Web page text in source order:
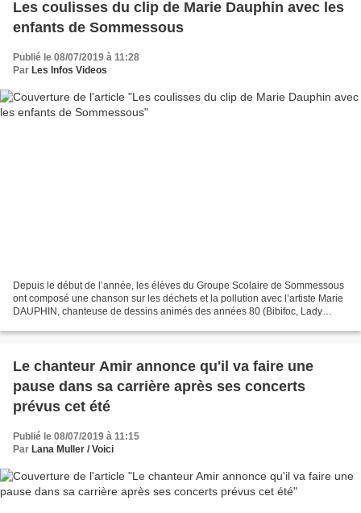
Les coulisses du clip de Marie Dauphin avec les
enfants de Sommessous
Publié le 08/07/2019 à 11:28
Par Les Infos Videos
Depuis le début de l’année, les élèves du Groupe Scolaire de Sommessous
ont composé une chanson sur les déchets et la pollution avec l’artiste Marie
DAUPHIN, chanteuse de dessins animés des années 80 (Bibifoc, Lady
Le chanteur Amir annonce qu'il va faire une
pause dans sa carrière après ses concerts
prévus cet été
Publié le 08/07/2019 à 11:15
Par Lana Muller / Voici